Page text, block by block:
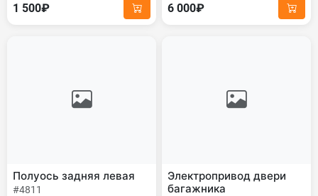
1 500₽ 6 000₽
Полуось задняя левая
#4811
Электропривод двери
багажника